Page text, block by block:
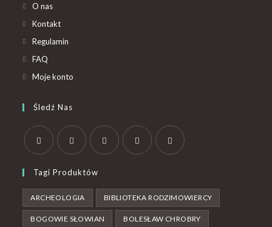
O nas
Kontakt
Regulamin
FAQ
Moje konto
Śledź Nas
Tagi Produktów
ARCHEOLOGIA BIBLIOTEKA RODZIMOWIERCY
BOGOWIE SŁOWIAN BOLESŁAW CHROBRY